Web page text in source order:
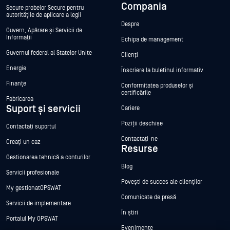
Secure probelor Secure pentru
autoritățile de aplicare a legii
Guvern, Apărare și Servicii de
Informații
Guvernul federal al Statelor Unite
Energie
Finanțe
Fabricarea
Suport și servicii
Contactați suportul
Creați un caz
Gestionarea tehnică a conturilor
Servicii profesionale
My gestionatOPSWAT
Servicii de implementare
Portalul My OPSWAT
Compania
Despre
Echipa de management
Clienți
Înscriere la buletinul informativ
Conformitatea produselor și
certificările
Cariere
Poziții deschise
Contactați-ne
Resurse
Blog
Povești de succes ale clienților
Comunicate de presă
În știri
Evenimente